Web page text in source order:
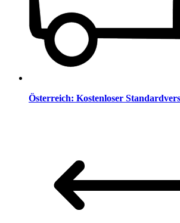
Österreich: Kostenloser